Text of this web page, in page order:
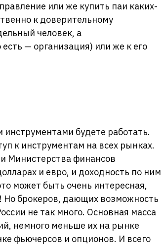
или же купить паи каких-
к доверительному
человек, а
— организация) или же к его
будете работать.
к инструментам на всех рынках.
Министерства финансов
и евро, и доходность по ним
может быть очень интересная,
Но брокеров, дающих возможность
не так много. Основная масса
немного меньше их на рынке
фьючерсов и опционов. И всего